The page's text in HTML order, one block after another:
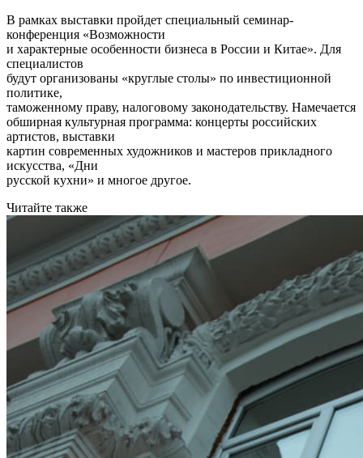
В рамках выставки пройдет специальный семинар-
конференция «Возможности
и характерные особенности бизнеса в России и Китае». Для
специалистов
будут организованы «круглые столы» по инвестиционной
политике,
таможенному праву, налоговому законодательству. Намечается
обширная культурная программа: концерты российских
артистов, выставки
картин современных художников и мастеров прикладного
искусства, «Дни
русской кухни» и многое другое.
Читайте также